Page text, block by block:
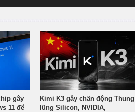
gây
11 để
Kimi K3 gây chấn động Thung
lũng Silicon, NVIDIA,